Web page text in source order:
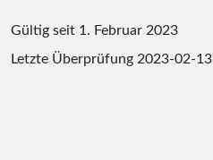
Gültig seit 1. Februar 2023
Letzte Überprüfung 2023-02-13